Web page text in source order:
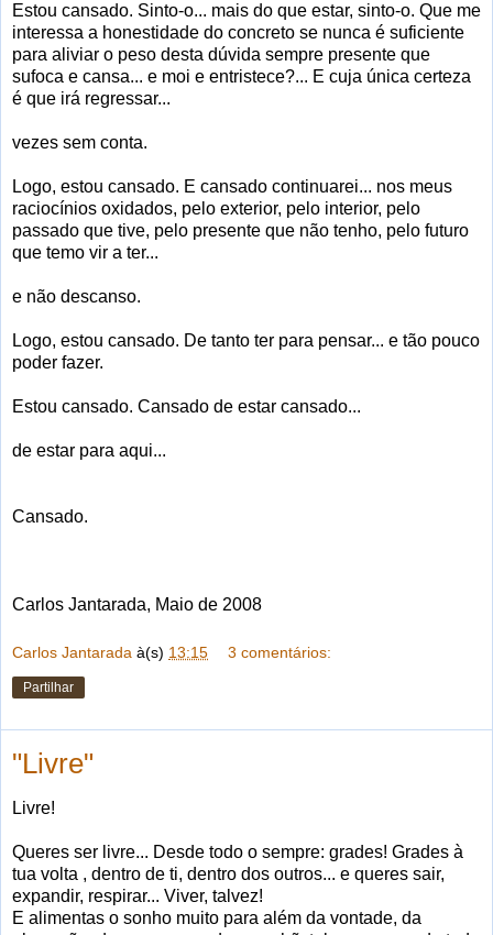
Estou cansado. Sinto-o... mais do que estar, sinto-o. Que me
interessa a honestidade do concreto se nunca é suficiente
para aliviar o peso desta dúvida sempre presente que
sufoca e cansa... e moi e entristece?... E cuja única certeza
é que irá regressar...
vezes sem conta.
Logo, estou cansado. E cansado continuarei... nos meus
raciocínios oxidados, pelo exterior, pelo interior, pelo
passado que tive, pelo presente que não tenho, pelo futuro
que temo vir a ter...
e não descanso.
Logo, estou cansado. De tanto ter para pensar... e tão pouco
poder fazer.
Estou cansado. Cansado de estar cansado...
de estar para aqui...
Cansado.
Carlos Jantarada, Maio de 2008
Carlos Jantarada à(s) 13:15 3 comentários:
Partilhar
"Livre"
Livre!
Queres ser livre... Desde todo o sempre: grades! Grades à
tua volta , dentro de ti, dentro dos outros... e queres sair,
expandir, respirar... Viver, talvez!
E alimentas o sonho muito para além da vontade, da